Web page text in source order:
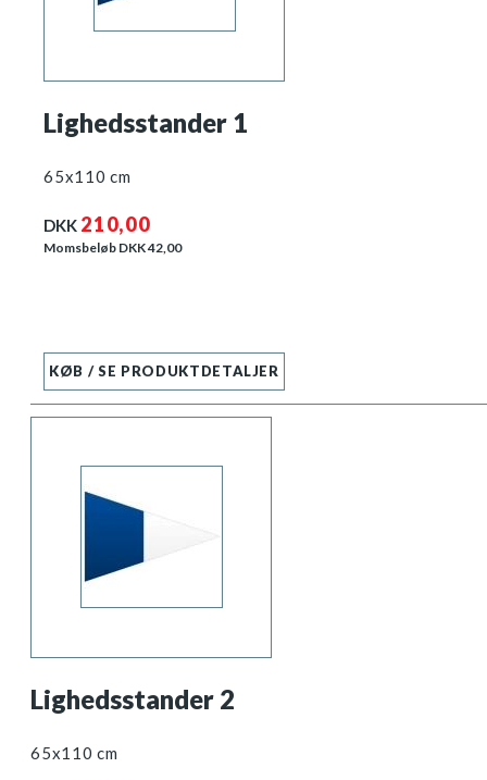
Lighedsstander 1
65x110 cm
DKK 210,00
Momsbeløb DKK42,00
KØB / SE PRODUKTDETALJER
Lighedsstander 2
65x110 cm